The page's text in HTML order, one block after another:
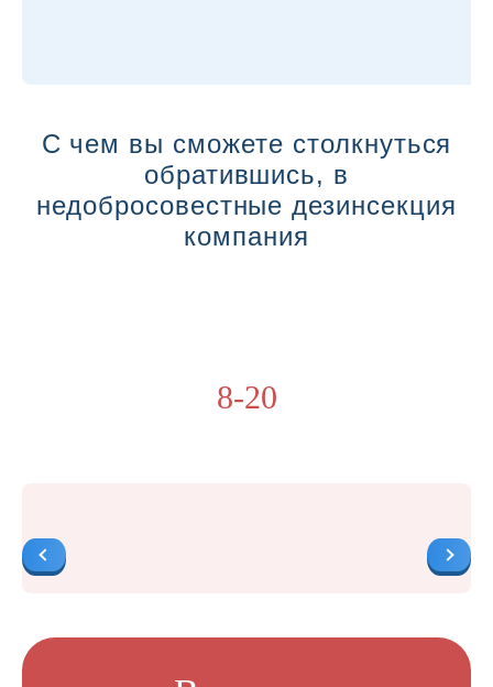
С чем вы сможете столкнуться
обратившись, в
недобросовестные дезинсекция
компания
8-20